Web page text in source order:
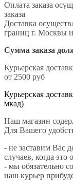
Оплата заказа
заказа
Доставка
границ г.
Сумма заказа
Курьерская
от 2500 руб
Курьерская
мкад)
Наш магазин
Для Вашего
- не заставим Вас
случаев, когда это
- мы обязательно
наш курьер